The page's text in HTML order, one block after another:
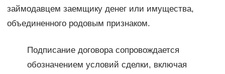
займодавцем заемщику денег или имущества,
объединенного родовым признаком.
Подписание договора сопровождается
обозначением условий сделки, включая